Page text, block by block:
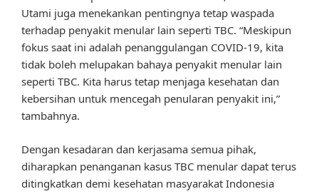
Utami juga menekankan pentingnya tetap waspada
terhadap penyakit menular lain seperti TBC. “Meskipun
fokus saat ini adalah penanggulangan COVID-19, kita
tidak boleh melupakan bahaya penyakit menular lain
seperti TBC. Kita harus tetap menjaga kesehatan dan
kebersihan untuk mencegah penularan penyakit ini,”
tambahnya.
Dengan kesadaran dan kerjasama semua pihak,
diharapkan penanganan kasus TBC menular dapat terus
ditingkatkan demi kesehatan masyarakat Indonesia